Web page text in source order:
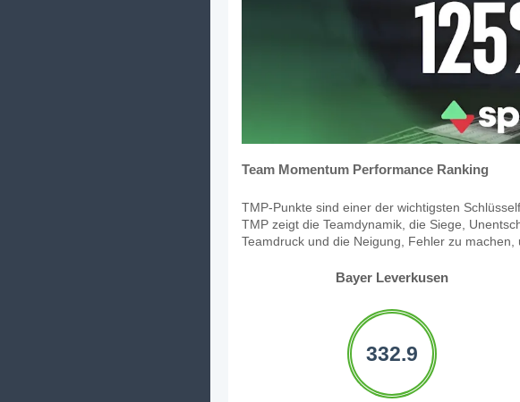
Team Momentum Performance Ranking
TMP-Punkte sind einer der wichtigsten
TMP zeigt die Teamdynamik, die Siege,
Teamdruck und die Neigung, Fehler zu
Bayer Leverkusen
332.9